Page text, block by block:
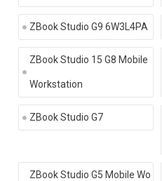
ZBook Studio G9 6W3L4PA
ZBook Studio 15 G8 Mobile
Workstation
ZBook Studio G7
ZBook Studio G5 Mobile Wo